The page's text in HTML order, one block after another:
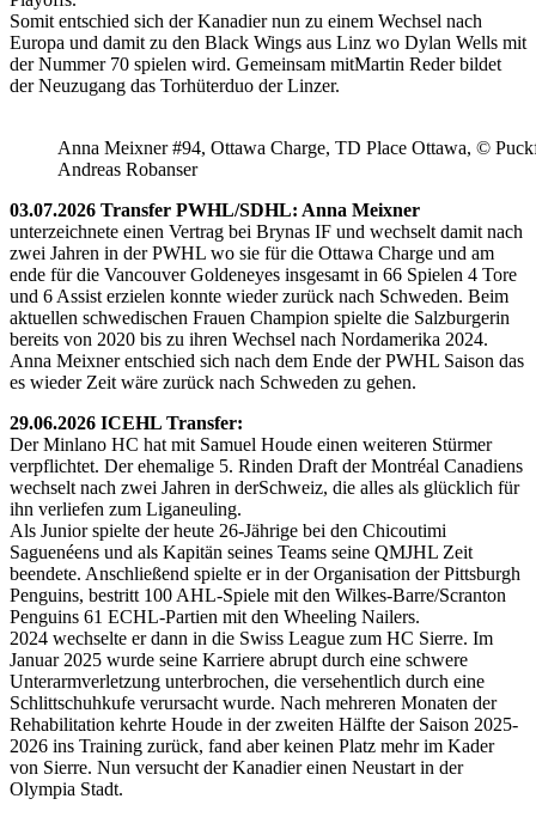
Somit entschied sich der Kanadier nun zu einem Wechsel nach
Europa und damit zu den Black Wings aus Linz wo Dylan Wells mit
der Nummer 70 spielen wird. Gemeinsam mitMartin Reder bildet
der Neuzugang das Torhüterduo der Linzer.
Anna Meixner #94, Ottawa Charge, TD Place Ottawa, ©
Andreas Robanser
03.07.2026 Transfer PWHL/SDHL: Anna Meixner
unterzeichnete einen Vertrag bei Brynas IF und wechselt damit nach
zwei Jahren in der PWHL wo sie für die Ottawa Charge und am
ende für die Vancouver Goldeneyes insgesamt in 66 Spielen 4 Tore
und 6 Assist erzielen konnte wieder zurück nach Schweden. Beim
aktuellen schwedischen Frauen Champion spielte die Salzburgerin
bereits von 2020 bis zu ihren Wechsel nach Nordamerika 2024.
Anna Meixner entschied sich nach dem Ende der PWHL Saison das
es wieder Zeit wäre zurück nach Schweden zu gehen.
29.06.2026 ICEHL Transfer:
Der Minlano HC hat mit Samuel Houde einen weiteren Stürmer
verpflichtet. Der ehemalige 5. Rinden Draft der Montréal Canadiens
wechselt nach zwei Jahren in derSchweiz, die alles als glücklich für
ihn verliefen zum Liganeuling.
Als Junior spielte der heute 26-Jährige bei den Chicoutimi
Saguenéens und als Kapitän seines Teams seine QMJHL Zeit
beendete. Anschließend spielte er in der Organisation der Pittsburgh
Penguins, bestritt 100 AHL-Spiele mit den Wilkes-Barre/Scranton
Penguins 61 ECHL-Partien mit den Wheeling Nailers.
2024 wechselte er dann in die Swiss League zum HC Sierre. Im
Januar 2025 wurde seine Karriere abrupt durch eine schwere
Unterarmverletzung unterbrochen, die versehentlich durch eine
Schlittschuhkufe verursacht wurde. Nach mehreren Monaten der
Rehabilitation kehrte Houde in der zweiten Hälfte der Saison 2025-
2026 ins Training zurück, fand aber keinen Platz mehr im Kader
von Sierre. Nun versucht der Kanadier einen Neustart in der
Olympia Stadt.